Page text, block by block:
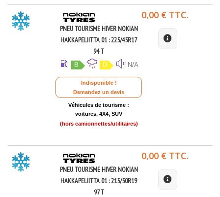
PNEU TOURISME HIVER NOKIAN
HAKKAPELIITTA 01 : 225/45R17
94 T
B D N/A
Indisponible !
Demandez un devis
Véhicules de tourisme :
voitures, 4X4, SUV
(hors camionnettes/utilitaires)
0,00 € TTC.
PNEU TOURISME HIVER NOKIAN
HAKKAPELIITTA 01 : 215/50R19
97 T
0,00 € TTC.